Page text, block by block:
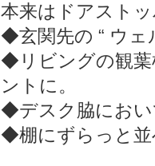
本来はドアスト
◆玄関先の “ ウェ
◆リビングの観葉
ントに。
◆デスク脇におい
◆棚にずらっと並